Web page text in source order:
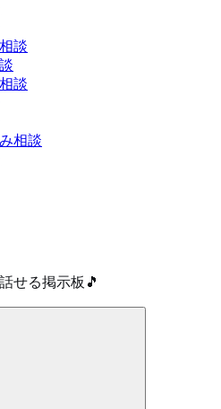
談
談
相談
せる掲示板🎵